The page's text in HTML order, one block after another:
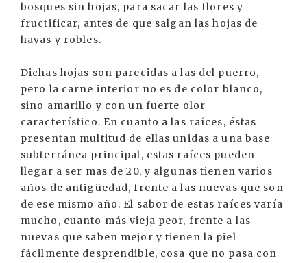
bosques sin hojas, para sacar las flores y
fructificar, antes de que salgan las hojas de
hayas y robles.
Dichas hojas son parecidas a las del puerro,
pero la carne interior no es de color blanco,
sino amarillo y con un fuerte olor
característico. En cuanto a las raíces, éstas
presentan multitud de ellas unidas a una base
subterránea principal, estas raíces pueden
llegar a ser mas de 20, y algunas tienen varios
años de antigüedad, frente a las nuevas que son
de ese mismo año. El sabor de estas raíces varía
mucho, cuanto más vieja peor, frente a las
nuevas que saben mejor y tienen la piel
fácilmente desprendible, cosa que no pasa con